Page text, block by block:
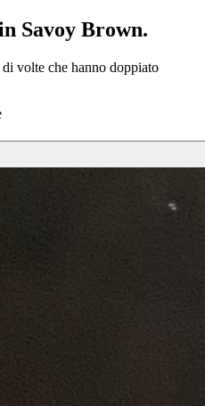
Savoy Brown.
volte che hanno doppiato